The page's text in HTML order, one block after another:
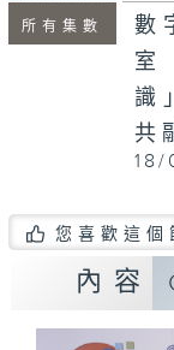
所有集數
數
室
識
共
您喜歡這個
內容